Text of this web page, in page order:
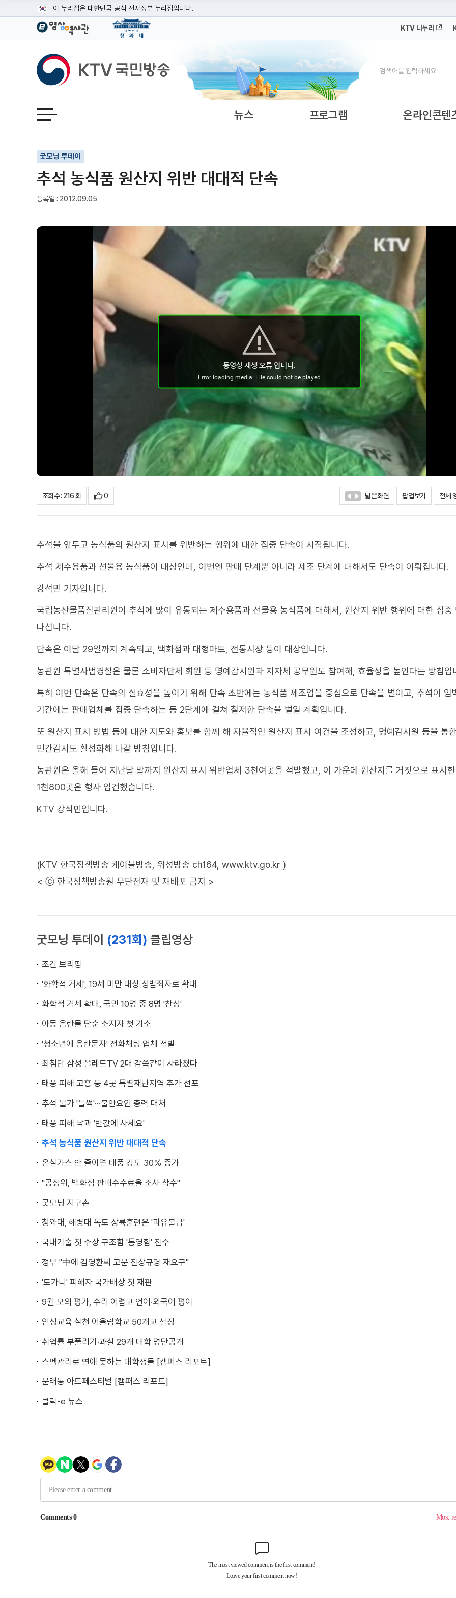
이 누리집은 대한민국 공식 전자정부 누리집입니다.
공식 누리집 주소 확인하기
이밖에 or.kr 또는 .kr등 다른 도메인 주소를 사용하고 있다면 아래 URL에서 도메인 주소를 확인해 보세요
운영중인 공식 누리집보기
KTV 나누리
KTV국민방송
검색
전체메뉴 열기 뉴스 프로그램 온라인콘텐
굿모닝 투데이
추석 농식품 원산지 위반 대대적 단속
등록일 : 2012.09.05
기사인쇄
글자확대
글자축소
조회수 : 216 회 0 넓은화면 팝업보기 전체
추석을 앞두고 농식품의 원산지 표시를 위반하는 행위에 대한 집중 단속이 시작됩니다.
추석 제수용품과 선물용 농식품이 대상인데, 이번엔 판매 단계뿐 아니라 제조 단계에 대해서도 단속이 이뤄집니다.
강석민 기자입니다.
국립농산물품질관리원이 추석에 많이 유통되는 제수용품과 선물용 농식품에 대해서, 원산지 위반 행위에 대한 집중
나섭니다.
단속은 이달 29일까지 계속되고, 백화점과 대형마트, 전통시장 등이 대상입니다.
농관원 특별사법경찰은 물론 소비자단체 회원 등 명예감시원과 지자체 공무원도 참여해, 효율성을 높인다는 방침입
특히 이번 단속은 단속의 실효성을 높이기 위해 단속 초반에는 농식품 제조업을 중심으로 단속을 벌이고, 추석이 임
기간에는 판매업체를 집중 단속하는 등 2단계에 걸쳐 철저한 단속을 벌일 계획입니다.
또 원산지 표시 방법 등에 대한 지도와 홍보를 함께 해 자율적인 원산지 표시 여건을 조성하고, 명예감시원 등을 통
민간감시도 활성화해 나갈 방침입니다.
농관원은 올해 들어 지난달 말까지 원산지 표시 위반업체 3천여곳을 적발했고, 이 가운데 원산지를 거짓으로 표시한
1천800곳은 형사 입건했습니다.
KTV 강석민입니다.
(KTV 한국정책방송 케이블방송, 위성방송 ch164, www.ktv.go.kr )
< ⓒ 한국정책방송원 무단전재 및 재배포 금지 >
굿모닝 투데이 (231회) 클립영상
조간 브리핑
'화학적 거세', 19세 미만 대상 성범죄자로 확대
화학적 거세 확대, 국민 10명 중 8명 '찬성'
아동 음란물 단순 소지자 첫 기소
'청소년에 음란문자' 전화채팅 업체 적발
최첨단 삼성 올레드TV 2대 감쪽같이 사라졌다
태풍 피해 고흥 등 4곳 특별재난지역 추가 선포
추석 물가 '들썩'···불안요인 총력 대처
태풍 피해 낙과 '반값에 사세요'
추석 농식품 원산지 위반 대대적 단속
온실가스 안 줄이면 태풍 강도 30％ 증가
"공정위, 백화점 판매수수료율 조사 착수"
굿모닝 지구촌
청와대, 해병대 독도 상륙훈련은 '과유불급'
국내기술 첫 수상 구조함 '통영함' 진수
정부 "中에 김영환씨 고문 진상규명 재요구"
'도가니' 피해자 국가배상 첫 재판
9월 모의 평가, 수리 어렵고 언어·외국어 평이
인성교육 실천 어울림학교 50개교 선정
취업률 부풀리기·과실 29개 대학 명단공개
스펙관리로 연애 못하는 대학생들 [캠퍼스 리포트]
문래동 아트페스티벌 [캠퍼스 리포트]
클릭-e 뉴스